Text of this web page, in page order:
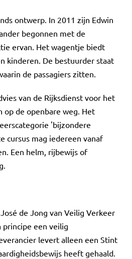
ontwerp. In 2011 zijn Edwin
begonnen met de
ervan. Het wagentje biedt
kinderen. De bestuurder staat
de passagiers zitten.
van de Rijksdienst voor het
de openbare weg. Het
'bijzondere
cursus mag iedereen vanaf
Een helm, rijbewijs of
de Jong van Veilig Verkeer
principe een veilig
levert alleen een Stint
heeft gehaald.